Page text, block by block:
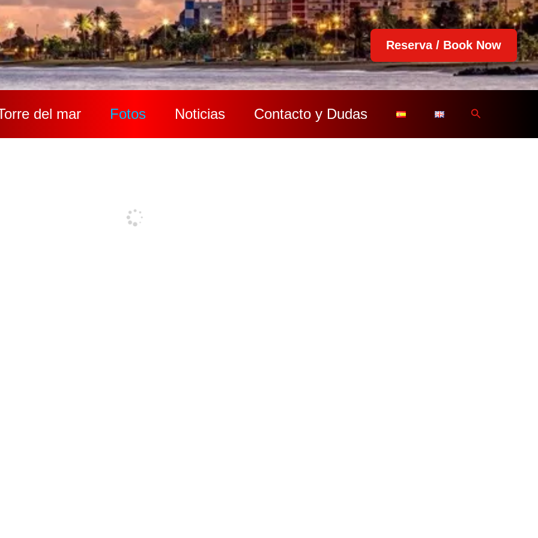
Reserva / Book Now
del mar Fotos Noticias Contacto y Dudas Buscar